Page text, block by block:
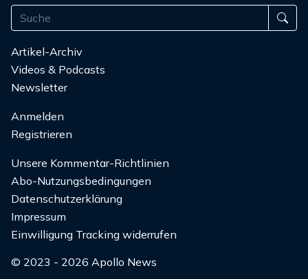
Artikel-Archiv
Videos & Podcasts
Newsletter
Anmelden
Registrieren
Unsere Kommentar-Richtlinien
Abo-Nutzungsbedingungen
Datenschutzerklärung
Impressum
Einwilligung Tracking widerrufen
© 2023 - 2026 Apollo News